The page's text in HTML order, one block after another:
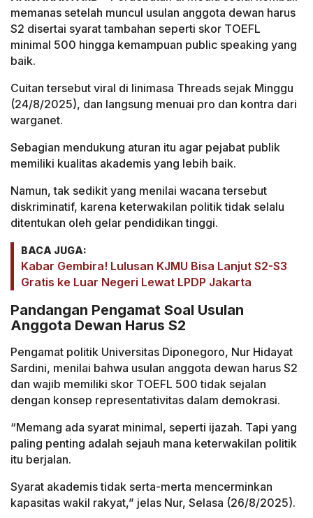
memanas setelah muncul usulan anggota dewan harus
S2 disertai syarat tambahan seperti skor TOEFL
minimal 500 hingga kemampuan public speaking yang
baik.
Cuitan tersebut viral di linimasa Threads sejak Minggu
(24/8/2025), dan langsung menuai pro dan kontra dari
warganet.
Sebagian mendukung aturan itu agar pejabat publik
memiliki kualitas akademis yang lebih baik.
Namun, tak sedikit yang menilai wacana tersebut
diskriminatif, karena keterwakilan politik tidak selalu
ditentukan oleh gelar pendidikan tinggi.
BACA JUGA:
Kabar Gembira! Lulusan KJMU Bisa Lanjut S2-S3
Gratis ke Luar Negeri Lewat LPDP Jakarta
Pandangan Pengamat Soal Usulan
Anggota Dewan Harus S2
Pengamat politik Universitas Diponegoro, Nur Hidayat
Sardini, menilai bahwa usulan anggota dewan harus S2
dan wajib memiliki skor TOEFL 500 tidak sejalan
dengan konsep representativitas dalam demokrasi.
“Memang ada syarat minimal, seperti ijazah. Tapi yang
paling penting adalah sejauh mana keterwakilan politik
itu berjalan.
Syarat akademis tidak serta-merta mencerminkan
kapasitas wakil rakyat,” jelas Nur, Selasa (26/8/2025).